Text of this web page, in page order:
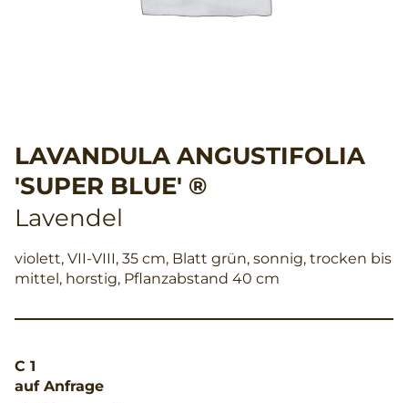
LAVANDULA ANGUSTIFOLIA
'SUPER BLUE' ®
Lavendel
violett, VII-VIII, 35 cm, Blatt grün, sonnig, trocken bis
mittel, horstig, Pflanzabstand 40 cm
C 1
auf Anfrage